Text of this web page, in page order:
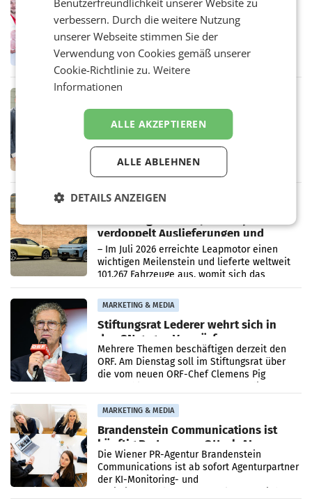
Penny modernisiert zwei Filialen in
Ober- und Niederösterreich
WIENER NEUDORF. – Im Rahmen einer
erneuert Penny zwei Filialen in Nieder- und
Oberösterreich. Die beiden Standorte liegen
in Haag sowie im rund
Alles bereit für den Wechsel: Jürgen
Albrecht setzt ab 1.1.2027 auf Adeg
WIENER NEUDORF. – Die geplante
Zusammenarbeit zwischen Adeg und dem
Vorarlberger Kaufmann Jürgen Albrecht ist
kartellrechtlich freigegeben: Die
Bundeskartellanwalt
MOBILITY BUSINESS
verdoppelt Auslieferungen und
überschreitet die 100.000er-Marke
– Im Juli 2026 erreichte Leapmotor einen
wichtigen Meilenstein und lieferte weltweit
101.267 Fahrzeuge aus, womit sich das
Ergebnis gegenüber Juli 2025 mehr als
verdoppelte (+102
MARKETING & MEDIA
Stiftungsrat Lederer wehrt sich in
den SN gegen Vorwürfe
Mehrere Themen beschäftigen derzeit den
ORF. Am Dienstag soll im Stiftungsrat über
die vom neuen ORF-Chef Clemens Pig
MARKETING & MEDIA
Brandenstein Communications ist
künftig Partner von OtterlyAI
Die Wiener PR-Agentur Brandenstein
Communications ist ab sofort Agenturpartner
der KI-Monitoring- und
verbessern. Durch die weitere Nutzung
unserer Webseite stimmen Sie der
Verwendung von Cookies gemäß unserer
Cookie-Richtlinie zu.Weitere
Informationen
ALLE AKZEPTIEREN
ALLE ABLEHNEN
DETAILS ANZEIGEN